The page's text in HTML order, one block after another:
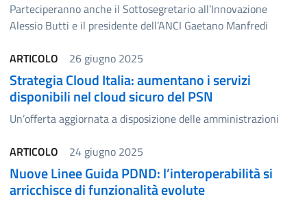
Parteciperanno anche il Sottosegretario all’Innovazione
Alessio Butti e il presidente dell’ANCI Gaetano Manfredi
ARTICOLO
26 giugno 2025
Strategia Cloud Italia: aumentano i servizi
disponibili nel cloud sicuro del PSN
Un’offerta aggiornata a disposizione delle amministrazioni
ARTICOLO
24 giugno 2025
Nuove Linee Guida PDND: l’interoperabilità si
arricchisce di funzionalità evolute